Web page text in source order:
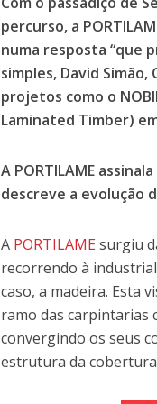
percurso, a
numa resposta “que
simples, David
projetos como o
Laminated Timber)
A PORTILAME
descreve a evolução
A PORTILAMEsurgiu
recorrendo à
caso, a madeira. Esta
ramo das carpintarias
convergindo os seus
estrutura da